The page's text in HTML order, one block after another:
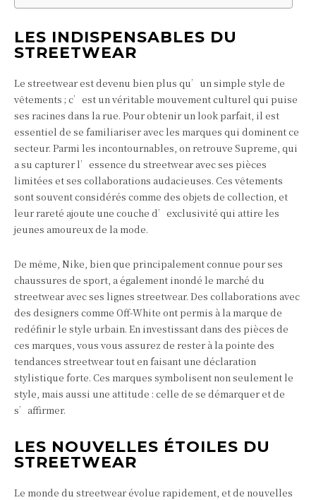
LES INDISPENSABLES DU
STREETWEAR
Le streetwear est devenu bien plus qu’un simple style de
vêtements ; c’est un véritable mouvement culturel qui puise
ses racines dans la rue. Pour obtenir un look parfait, il est
essentiel de se familiariser avec les marques qui dominent ce
secteur. Parmi les incontournables, on retrouve Supreme, qui
a su capturer l’essence du streetwear avec ses pièces
limitées et ses collaborations audacieuses. Ces vêtements
sont souvent considérés comme des objets de collection, et
leur rareté ajoute une couche d’exclusivité qui attire les
jeunes amoureux de la mode.
De même, Nike, bien que principalement connue pour ses
chaussures de sport, a également inondé le marché du
streetwear avec ses lignes streetwear. Des collaborations avec
des designers comme Off-White ont permis à la marque de
redéfinir le style urbain. En investissant dans des pièces de
ces marques, vous vous assurez de rester à la pointe des
tendances streetwear tout en faisant une déclaration
stylistique forte. Ces marques symbolisent non seulement le
style, mais aussi une attitude : celle de se démarquer et de
s’affirmer.
LES NOUVELLES ÉTOILES DU
STREETWEAR
Le monde du streetwear évolue rapidement, et de nouvelles